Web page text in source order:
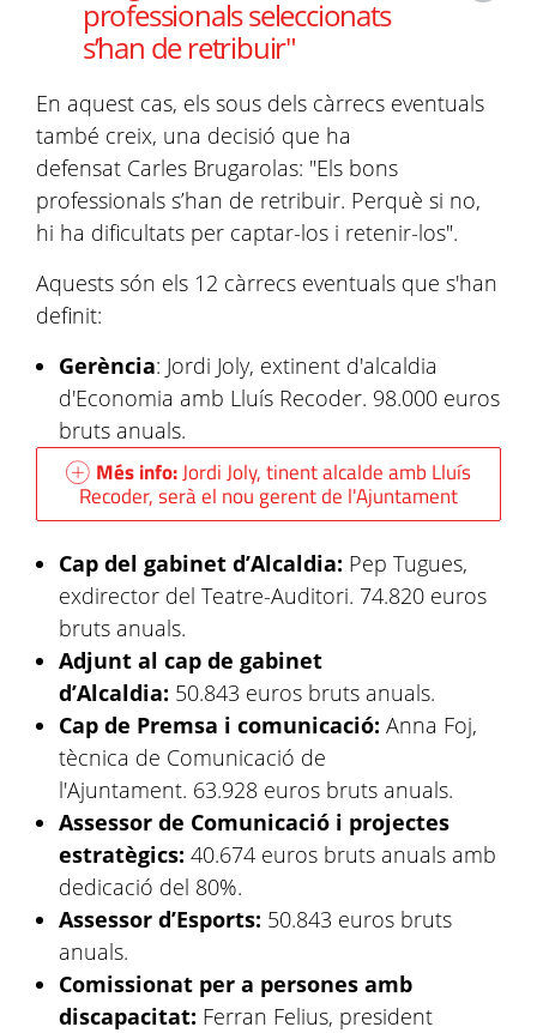
professionals seleccionats
s’han de retribuir"
En aquest cas, els sous dels càrrecs eventuals
també creix, una decisió que ha
defensat Carles Brugarolas: "Els bons
professionals s’han de retribuir. Perquè si no,
hi ha dificultats per captar-los i retenir-los".
Aquests són els 12 càrrecs eventuals que s'han
definit:
Gerència: Jordi Joly, extinent d'alcaldia
d'Economia amb Lluís Recoder. 98.000 euros
bruts anuals.
Més info:Jordi Joly, tinent alcalde amb Lluís
Recoder, serà el nou gerent de l'Ajuntament
Cap del gabinet d’Alcaldia: Pep Tugues,
exdirector del Teatre-Auditori. 74.820 euros
bruts anuals.
Adjunt al cap de gabinet
d’Alcaldia: 50.843 euros bruts anuals.
Cap de Premsa i comunicació:Anna Foj,
tècnica de Comunicació de
l'Ajuntament. 63.928 euros bruts anuals.
Assessor de Comunicació i projectes
estratègics:40.674 euros bruts anuals amb
dedicació del 80%.
Assessor d’Esports: 50.843 euros bruts
anuals.
Comissionat per a persones amb
discapacitat: Ferran Felius, president